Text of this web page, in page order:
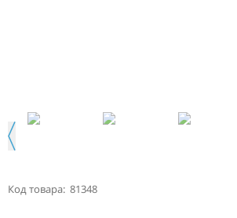
Код товара: 81348